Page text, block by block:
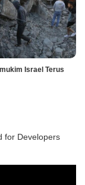
Israel Terus
for Developers